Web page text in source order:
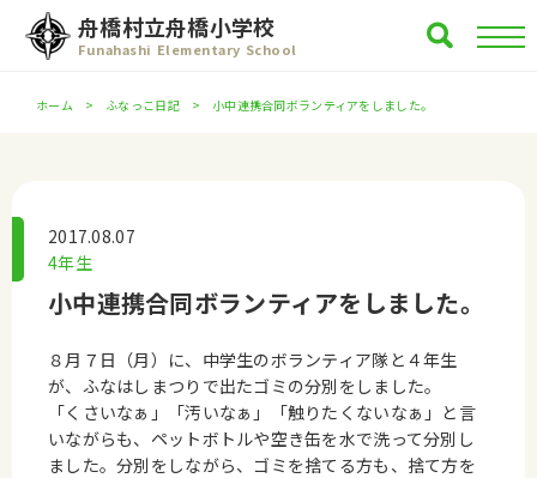
舟橋村立舟橋小学校
Funahashi Elementary School
ホーム ふなっこ日記 小中連携合同ボランティアをしました。
2017.08.07
4年生
小中連携合同ボランティアをしました。
８月７日（月）に、中学生のボランティア隊と４年生
が、ふなはしまつりで出たゴミの分別をしました。
「くさいなぁ」「汚いなぁ」「触りたくないなぁ」と言
いながらも、ペットボトルや空き缶を水で洗って分別し
ました。分別をしながら、ゴミを捨てる方も、捨て方を